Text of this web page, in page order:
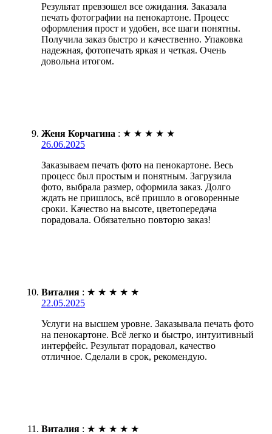
Результат превзошел все ожидания. Заказала
печать фотографии на пенокартоне. Процесс
оформления прост и удобен, все шаги понятны.
Получила заказ быстро и качественно. Упаковка
надежная, фотопечать яркая и четкая. Очень
довольна итогом.
Женя Корчагина : ★ ★ ★ ★ ★
26.06.2025
Заказываем печать фото на пенокартоне. Весь
процесс был простым и понятным. Загрузила
фото, выбрала размер, оформила заказ. Долго
ждать не пришлось, всё пришло в оговоренные
сроки. Качество на высоте, цветопередача
порадовала. Обязательно повторю заказ!
Виталия : ★ ★ ★ ★ ★
22.05.2025
Услуги на высшем уровне. Заказывала печать фото
на пенокартоне. Всё легко и быстро, интуитивный
интерфейс. Результат порадовал, качество
отличное. Сделали в срок, рекомендую.
Виталия : ★ ★ ★ ★ ★